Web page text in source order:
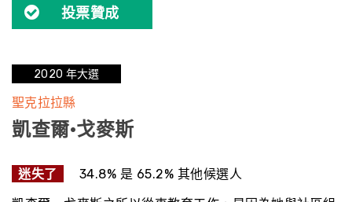
投票贊成
2020 年大選
聖克拉拉縣
凱查爾·戈麥斯
迷失了 34.8% 是 65.2% 其他候選人